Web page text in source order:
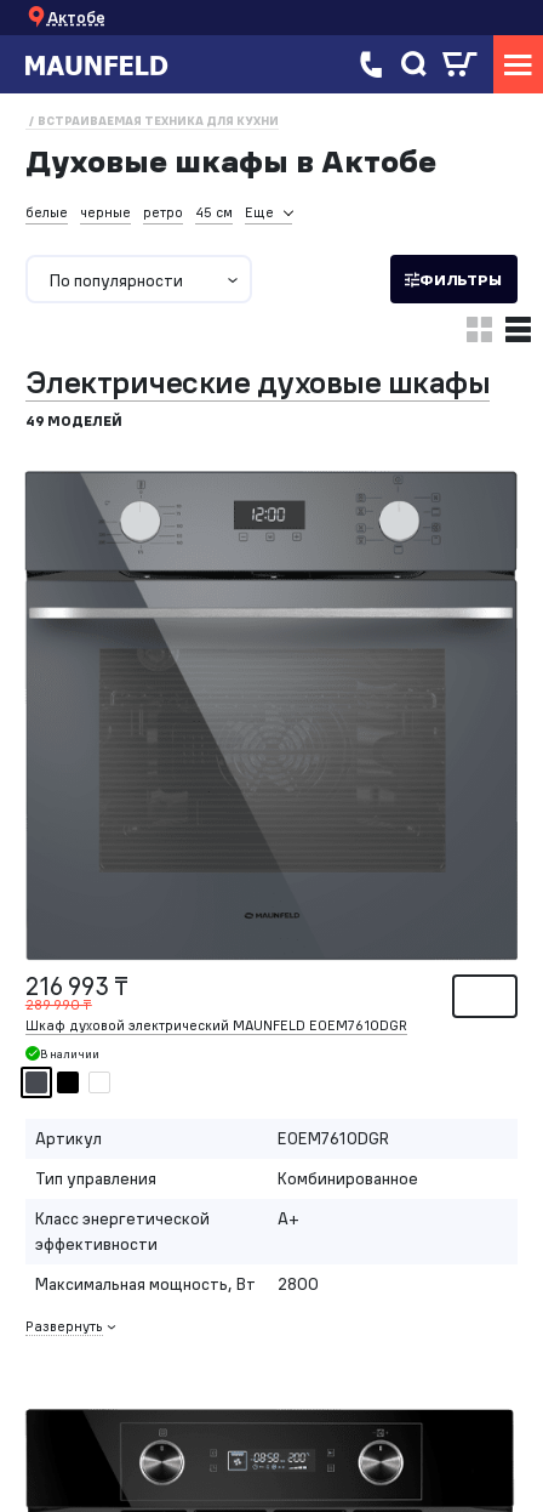
Актобе
ВСТРАИВАЕМАЯ ТЕХНИКА ДЛЯ КУХНИ
Духовые шкафы в Актобе
белые черные ретро 45 см Еще
По популярности ФИЛЬТРЫ
Электрические духовые шкафы
49 МОДЕЛЕЙ
216 993 ₸
289 990 ₸
Шкаф духовой электрический MAUNFELD EOEM7610DGR
В наличии
Артикул
EOEM7610DGR
Тип управления
Комбинированное
Класс энергетической
эффективности
A+
Максимальная мощность, Вт 2800
Развернуть